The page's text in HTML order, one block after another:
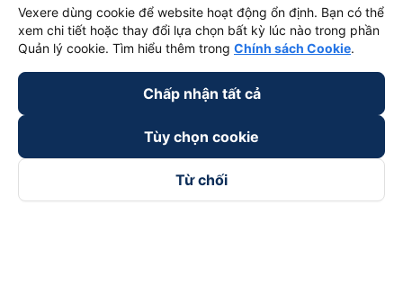
Vexere dùng cookie để website hoạt động ổn định. Bạn có thể
xem chi tiết hoặc thay đổi lựa chọn bất kỳ lúc nào trong phần
Quản lý cookie. Tìm hiểu thêm trong Chính sách Cookie.
Chấp nhận tất cả
Tùy chọn cookie
Từ chối